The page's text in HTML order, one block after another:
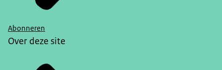
Abonneren
Over deze site